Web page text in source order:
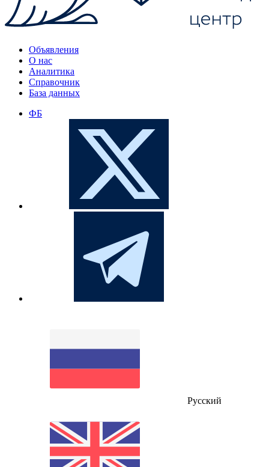
Объявления
О нас
Аналитика
Справочник
База данных
ФБ
Русский